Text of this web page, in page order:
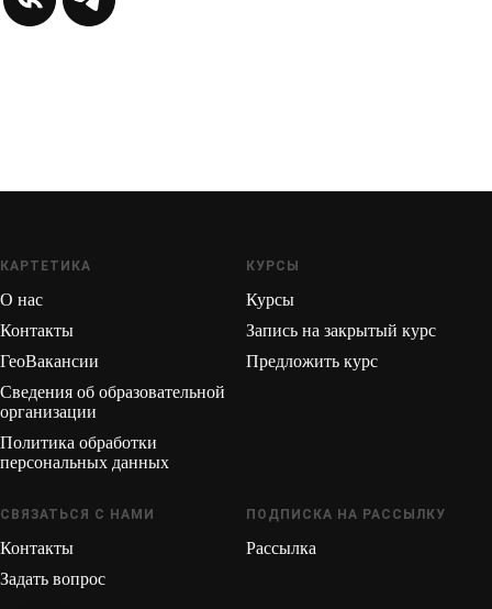
КАРТЕТИКА
О нас
Контакты
ГеоВакансии
Сведения об образовательной
организации
Политика обработки
персональных данных
КУРСЫ
Курсы
Запись на закрытый курс
Предложить курс
СВЯЗАТЬСЯ С НАМИ
Контакты
Задать вопрос
ПОДПИСКА НА РАССЫЛКУ
Рассылка